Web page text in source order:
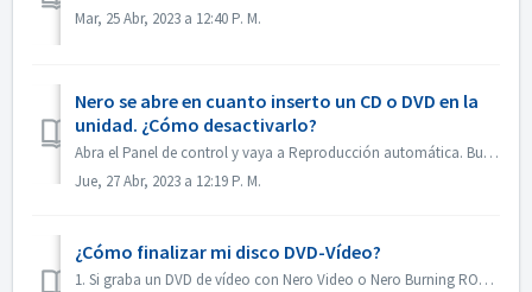
Mar, 25 Abr, 2023 a 12:40 P. M.
Nero se abre en cuanto inserto un CD o DVD en la
unidad. ¿Cómo desactivarlo?
Abra el Panel de control y vaya a Reproducción automática. Busca la configuración de cada DVD o CD. Selecciona "Preguntarme cada vez" o "No r...
Jue, 27 Abr, 2023 a 12:19 P. M.
¿Cómo finalizar mi disco DVD-Vídeo?
1. Si graba un DVD de vídeo con Nero Video o Nero Burning ROM, el disco se finalizará automáticamente y se podrá reproducir en la mayoría de los reproductor...